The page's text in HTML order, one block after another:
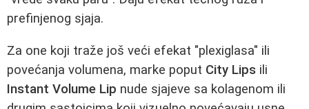
prefinjenog sjaja.
Za one koji traže još veći efekat "plexiglasa" ili
povećanja volumena, marke poput City Lips ili
Instant Volume Lip nude sjajeve sa kolagenom ili